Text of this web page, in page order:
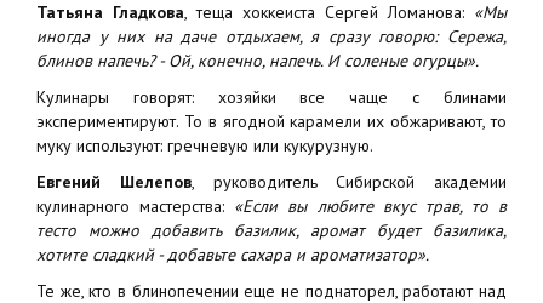
Татьяна Гладкова, теща хоккеиста Сергей Ломанова: «Мы
иногда у них на даче отдыхаем, я сразу говорю: Сережа,
блинов напечь? - Ой, конечно, напечь. И соленые огурцы».
Кулинары говорят: хозяйки все чаще с блинами
экспериментируют. То в ягодной карамели их обжаривают, то
муку используют: гречневую или кукурузную.
Евгений Шелепов, руководитель Сибирской академии
кулинарного мастерства: «Если вы любите вкус трав, то в
тесто можно добавить базилик, аромат будет базилика,
хотите сладкий - добавьте сахара и ароматизатор».
Те же, кто в блинопечении еще не поднаторел, работают над